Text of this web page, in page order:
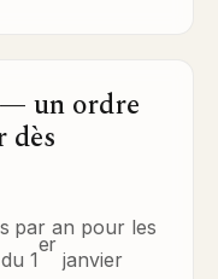
un ordre
dès
par an pour les
1
er
janvier